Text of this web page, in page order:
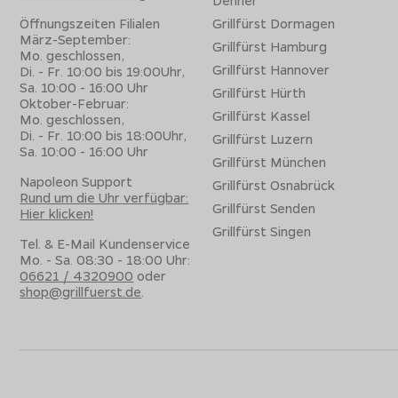
Die Regal 490 Serie umfasst die kompaktesten Regal
Gesamtleistung). Sie bieten eine Grillfläche von 64 x 48,5 cm
sowie in unterschiedlichen Ausstattungsvarianten verfügbar:
Regal 490 Black:4 Dual-Tube Edelstahlbrenner (13,4
(4,4 kW) mit Rotisserie-Kit: Farbe: Schwarz emailliert.
für hervorragende Hitzespeicherung und tolle Brandings
Regal S 490 IR:Edelstahl-Version mit gleiche
zum Regal 490 Black ist die Ausstattung mit 800°C
Gehäuse und Deckel sind aus Edelstahl. Trotz Edelstahl-
emaillierte Gussroste zum Einsatz (Fav-R-Cast Rost)
Regal Q 490 IR Smart Grill:
der Regal S 490 IR, ist aber schwarz emailliert und mit der
ausgestattet. Sie regelt automatisch die Gaszufuhr und
Temperatur. Mit Garraum-/Kerntemperaturüberwachung,
Kontrolpanel oder per App
Der Regal 490 Black bietet die komplette Grundausstattung
Broil King Regal 590 - 5-Brenner Grills für noch mehr
Öffnungszeiten Filialen
März-September:
Mo. geschlossen,
Di. - Fr. 10:00 bis 19:00Uhr,
Sa. 10:00 - 16:00 Uhr
Oktober-Februar:
Mo. geschlossen,
Di. - Fr. 10:00 bis 18:00Uhr,
Sa. 10:00 - 16:00 Uhr
Napoleon Support
Rund um die Uhr verfügbar:
Hier klicken!
Tel. & E-Mail Kundenservice
Mo. - Sa. 08:30 - 18:00 Uhr:
06621 / 4320900 oder
shop@grillfuerst.de
Grillfürst Dormagen
Grillfürst Hamburg
Grillfürst Hannover
Grillfürst Hürth
Grillfürst Kassel
Grillfürst Luzern
Grillfürst München
Grillfürst Osnabrück
Grillfürst Senden
Grillfürst Singen